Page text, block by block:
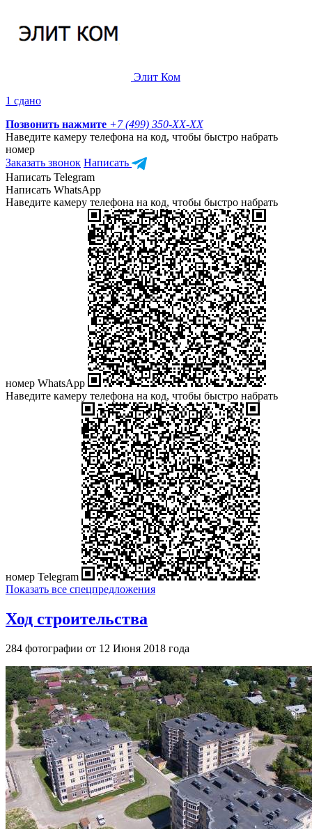
Элит Ком
1 сдано
Позвонить нажмите +7 (499) 350-XX-XX
Наведите камеру телефона на код, чтобы быстро набрать
номер
Заказать звонок Написать
Написать Telegram
Написать WhatsApp
Наведите камеру телефона на код, чтобы быстро набрать
номер WhatsApp
Наведите камеру телефона на код, чтобы быстро набрать
номер Telegram
Показать все спецпредложения
Ход строительства
284 фотографии от 12 Июня 2018 года